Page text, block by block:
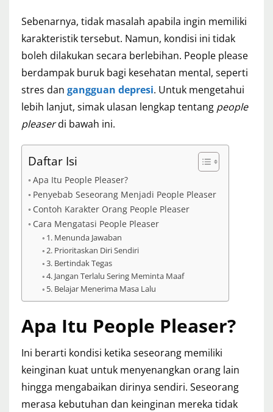
Sebenarnya, tidak masalah apabila ingin memiliki
karakteristik tersebut. Namun, kondisi ini tidak
boleh dilakukan secara berlebihan. People please
berdampak buruk bagi kesehatan mental, seperti
stres dan gangguan depresi. Untuk mengetahui
lebih lanjut, simak ulasan lengkap tentang people
pleaserdi bawah ini.
Daftar Isi
Apa Itu People Pleaser?
Penyebab Seseorang Menjadi People Pleaser
Contoh Karakter Orang People Pleaser
Cara Mengatasi People Pleaser
1. Menunda Jawaban
2. Prioritaskan Diri Sendiri
3. Bertindak Tegas
4. Jangan Terlalu Sering Meminta Maaf
5. Belajar Menerima Masa Lalu
Apa Itu People Pleaser?
Ini berarti kondisi ketika seseorang memiliki
keinginan kuat untuk menyenangkan orang lain
hingga mengabaikan dirinya sendiri. Seseorang
merasa kebutuhan dan keinginan mereka tidak